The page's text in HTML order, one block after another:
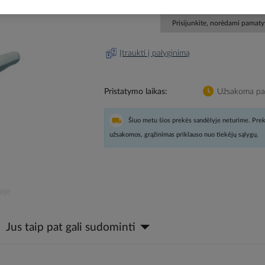
Prisijunkite, norėdami
Įtraukti į palyginimą
Pristatymo laikas Užsakoma
Šiuo metu šios prekės sandėlyje neturime.
užsakomos, grąžinimas priklauso nuo tiekėjų sąlygų.
Jus taip pat gali sudominti